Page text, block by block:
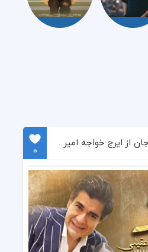
دانلود آهنگ آرام جان از ایرج خواجه امیری و سالار عقیلی
0